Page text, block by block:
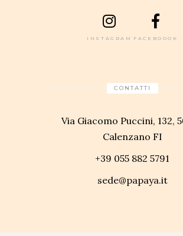
INSTAGRAM FACEBOOOK
CONTATTI
Via Giacomo Puccini, 132,
Calenzano FI
+39 055 882 5791
sede@papaya.it